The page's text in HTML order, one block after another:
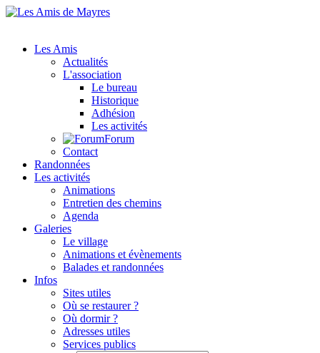
Les Amis
Actualités
L'association
Le bureau
Historique
Adhésion
Les activités
Forum
Contact
Randonnées
Les activités
Animations
Entretien des chemins
Agenda
Galeries
Le village
Animations et évènements
Balades et randonnées
Infos
Sites utiles
Où se restaurer ?
Où dormir ?
Adresses utiles
Services publics